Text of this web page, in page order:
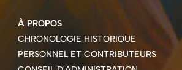
À PROPOS
CHRONOLOGIE HISTORIQUE
PERSONNEL ET CONTRIBUTEURS